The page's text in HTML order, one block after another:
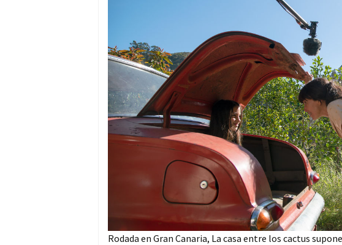
Rodada en Gran Canaria, La casa entre los cactus